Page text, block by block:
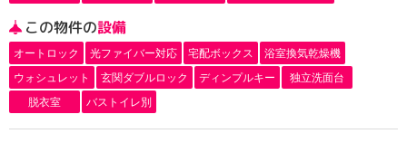
この物件の設備
オートロック 光ファイバー対応 宅配ボックス
浴室換気乾燥機
ウォシュレット
玄関ダブルロック ディンプルキー
独立洗面台
脱衣室
バストイレ別